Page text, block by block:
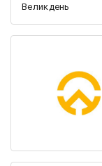
Великдень